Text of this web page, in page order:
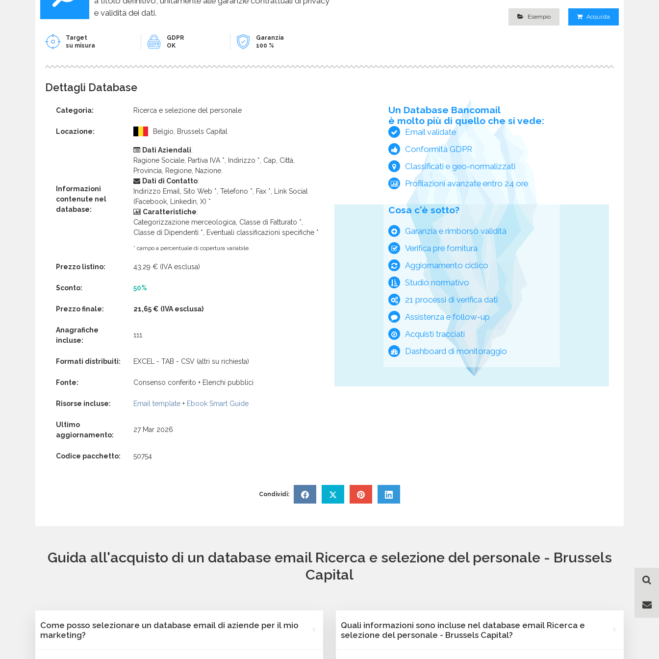
e validità dei dati.
Target
su misura
GDPR
OK
Garanzia
100 %
Esempio Acquista
Dettagli Database
Categoria: Ricerca e selezione del personale
Locazione: Belgio, Brussels Capital
Informazioni
contenute nel
database:
Dati Aziendali:
Ragione Sociale, Partiva IVA *, Indirizzo *, Cap, Città,
Provincia, Regione, Nazione.
Dati di Contatto:
Indirizzo Email, Sito Web *, Telefono *, Fax *, Link Social
(Facebook, Linkedin, X) *
Caratteristiche:
Categorizzazione merceologica, Classe di Fatturato *,
Classe di Dipendenti *, Eventuali classificazioni specifiche *
* campo a percentuale di copertura variabile.
Prezzo listino: 43,29 € (IVA esclusa)
Sconto: 50%
Prezzo finale: 21,65 € (IVA esclusa)
Anagrafiche
incluse:
111
Formati distribuiti: EXCEL - TAB - CSV (altri su richiesta)
Fonte: Consenso conferito + Elenchi pubblici
Risorse incluse: Email template + Ebook Smart Guide
Ultimo
aggiornamento:
27 Mar 2026
Codice pacchetto: 50754
Un Database Bancomail
è molto più di quello che si vede:
Email validate
Conformità GDPR
Classificati e geo-normalizzati
Profilazioni avanzate entro 24 ore
Cosa c'è sotto?
Garanzia e rimborso validità
Verifica pre fornitura
Aggiornamento ciclico
Studio normativo
21 processi di verifica dati
Assistenza e follow-up
Acquisti tracciati
Dashboard di monitoraggio
Condividi:
Guida all'acquisto di un database email Ricerca e selezione del personale - Brussels
Capital
Come posso selezionare un database email di aziende per il mio
marketing?
Quali informazioni sono incluse nel database email Ricerca e
selezione del personale - Brussels Capital?